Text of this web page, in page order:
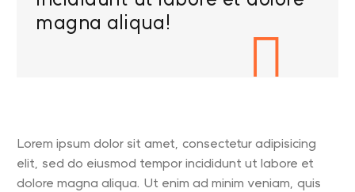
magna aliqua!

Lorem ipsum dolor sit amet, consectetur adipisicing
elit, sed do eiusmod tempor incididunt ut labore et
dolore magna aliqua. Ut enim ad minim veniam, quis